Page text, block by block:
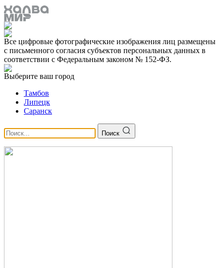
Все цифровые фотографические изображения лиц размещены
с письменного согласия субъектов персональных данных в
соответствии с Федеральным законом № 152-ФЗ.
Выберите ваш город
Тамбов
Липецк
Саранск
Поиск